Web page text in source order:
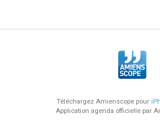
Téléchargez Amienscope pour
Application agenda officielle par